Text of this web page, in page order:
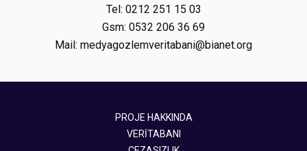
Tel: 0212 251 15 03
Gsm: 0532 206 36 69
Mail: medyagozlemveritabani@bianet.org
PROJE HAKKINDA
VERİTABANI